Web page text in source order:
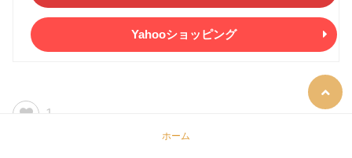
Yahooショッピング
1
ホーム